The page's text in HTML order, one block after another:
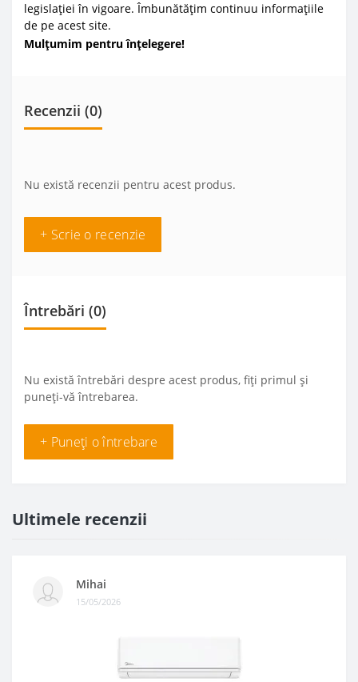
legislației în vigoare. Îmbunătățim continuu informațiile
de pe acest site.
Mulțumim pentru înțelegere!
Recenzii (0)
Nu există recenzii pentru acest produs.
+ Scrie o recenzie
Întrebări (0)
Nu există întrebări despre acest produs, fiți primul și
puneți-vă întrebarea.
+ Puneți o întrebare
Ultimele recenzii
Mihai
15/05/2026